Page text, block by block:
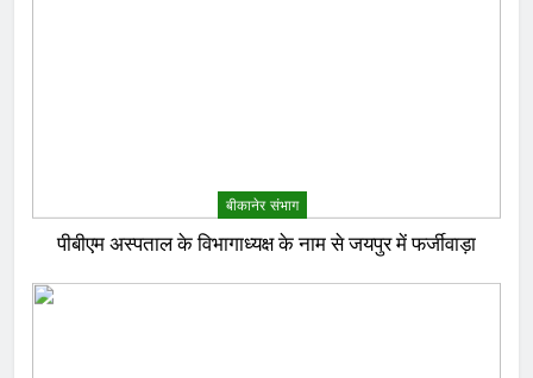
बीकानेर संभाग
पीबीएम अस्पताल के विभागाध्यक्ष के नाम से जयपुर में फर्जीवाड़ा